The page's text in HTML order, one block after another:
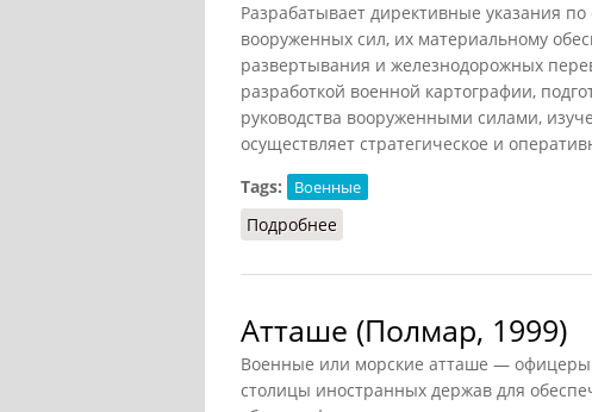
Разрабатывает директивные указания
вооруженных сил, их материальному
развертывания и железнодорожных
разработкой военной картографии,
руководства вооруженными силами,
осуществляет стратегическое и
Tags:
Военные
Подробнее
Атташе (Полмар, 1999)
Военные или морские атташе —
столицы иностранных держав для